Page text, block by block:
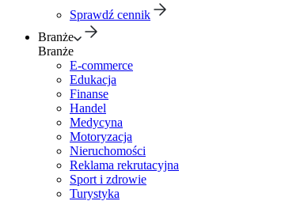
Sprawdź cennik
Branże
Branże
E-commerce
Edukacja
Finanse
Handel
Medycyna
Motoryzacja
Nieruchomości
Reklama rekrutacyjna
Sport i zdrowie
Turystyka